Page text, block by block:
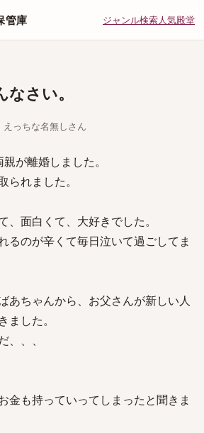
管庫 ジャンル検索人気殿堂
さい。
っちな名無しさん
が離婚しました。
られました。
、面白くて、大好きでした。
るのが辛くて毎日泣いて過ごしてま
あちゃんから、お父さんが新しい人
ました。
、、、
金も持っていってしまったと聞きま